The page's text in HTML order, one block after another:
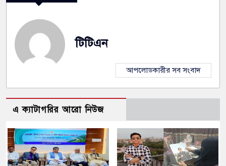
টিটিএন
আপলোডকারীর সব সংবাদ
এ ক্যাটাগরির আরো নিউজ